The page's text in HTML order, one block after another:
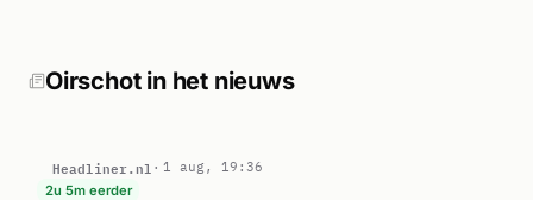
van de voertuigen is aangehouden. De hulpdiensten waren
massaal ter plaatse en voerden gericht reddingswerk uit. De
Oirschot in het nieuws
Headliner.nl
1 aug, 19:36
2u 5m eerder